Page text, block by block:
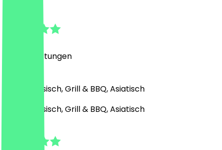
Bewertungen
Vietnamesisch, Grill & BBQ, Asiatisch
Vietnamesisch, Grill & BBQ, Asiatisch